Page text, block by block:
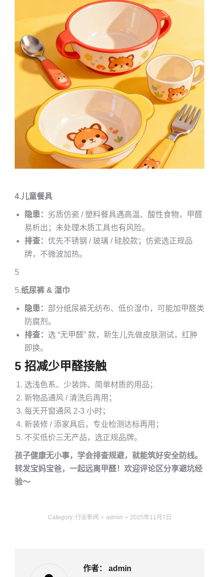
4.儿童餐具
隐患： 劣质仿瓷 / 塑料餐具遇高温、酸性食物，甲醛
易析出；未处理木质工具也有风险。
排查： 优先不锈钢 / 玻璃 / 硅胶款；仿瓷选正规品
牌，不微波加热。
5
5.纸尿裤 & 湿巾
隐患： 部分纸尿裤无纺布、低价湿巾，可能加甲醛类
防腐剂。
排查： 选 “无甲醛” 款，新生儿先做皮肤测试，红肿
即换。
5 招减少甲醛接触
选浅色系、少装饰、简单材质的用品；
新物品通风 / 清洗后再用；
每天开窗通风 2-3 小时；
新装修 / 添家具后，专业检测达标再用；
不买低价三无产品，选正规品牌。
孩子健康无小事，学会排查规避，就能筑好安全防线。
转发宝妈宝爸，一起远离甲醛！欢迎评论区分享避坑经
验～
Category: 行业新闻 admin 2025年11月7日
作者： admin